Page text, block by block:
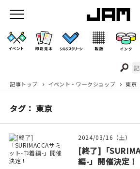
JAMのこと
お店/ワークスペース
記事トップ イベント・ワークショップ 東京
タグ： 東京
2024/03/16（土）
[終了]「
編-」開催決定！